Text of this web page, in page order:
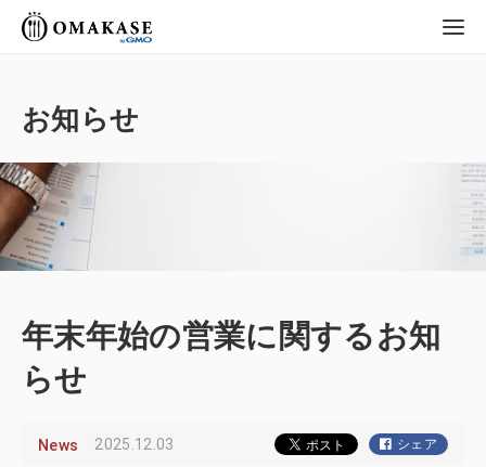
お知らせ
年末年始の営業に関するお知
らせ
News 2025.12.03 シェア